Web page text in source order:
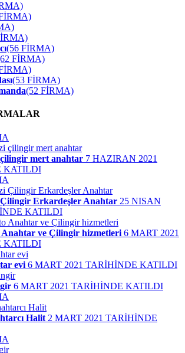
(56 FİRMA)
FİRMA)
(53 FİRMA)
(52 FİRMA)
mert anahtar 7 HAZIRAN 2021
KATILDI
Çilingir Erkardeşler Anahtar 25 NISAN
KATILDI
ve Çilingir hizmetleri 6 MART 2021
KATILDI
evi 6 MART 2021 TARİHİNDE KATILDI
6 MART 2021 TARİHİNDE KATILDI
Halit 2 MART 2021 TARİHİNDE